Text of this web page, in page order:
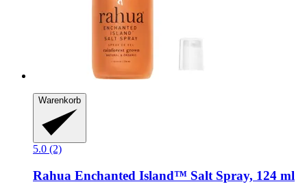
Warenkorb
5.0 (2)
Rahua Enchanted Island™ Salt Spray, 124 ml